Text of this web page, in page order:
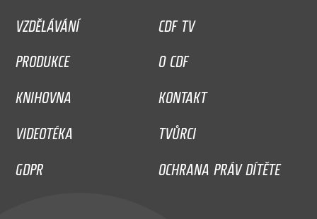
VZDĚLÁVÁNÍ
CDF TV
PRODUKCE
O CDF
KNIHOVNA
KONTAKT
VIDEOTÉKA
TVŮRCI
GDPR
OCHRANA PRÁV DÍTĚTE